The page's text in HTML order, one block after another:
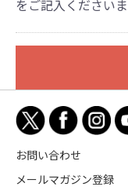
をご記入ください
お問い合わせ
メールマガジン登録